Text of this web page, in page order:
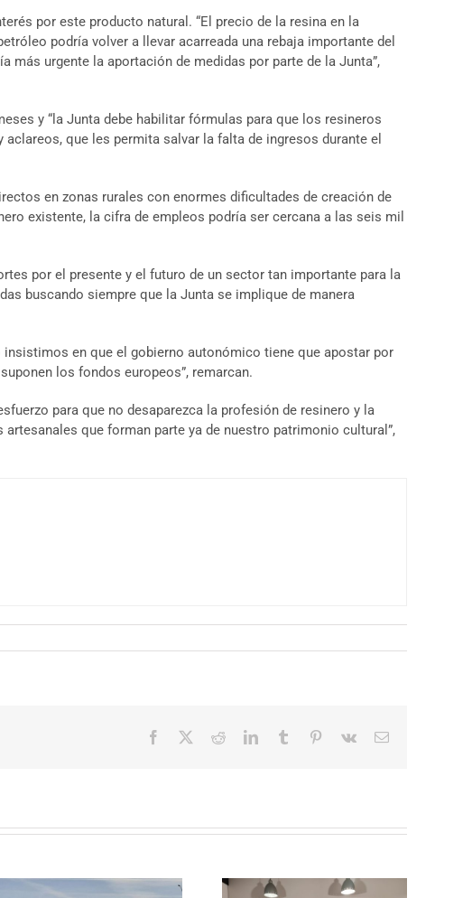
por este producto natural. “El precio de la resina en la
podría volver a llevar acarreada una rebaja importante del
urgente la aportación de medidas por parte de la Junta”,
y “la Junta debe habilitar fórmulas para que los resineros
que les permita salvar la falta de ingresos durante el
en zonas rurales con enormes dificultades de creación de
existente, la cifra de empleos podría ser cercana a las seis mil
por el presente y el futuro de un sector tan importante para la
buscando siempre que la Junta se implique de manera
en que el gobierno autonómico tiene que apostar por
los fondos europeos”, remarcan.
para que no desaparezca la profesión de resinero y la
que forman parte ya de nuestro patrimonio cultural”,
Facebook RedditLinkedInTumblr Pinterest
Vk
Correo